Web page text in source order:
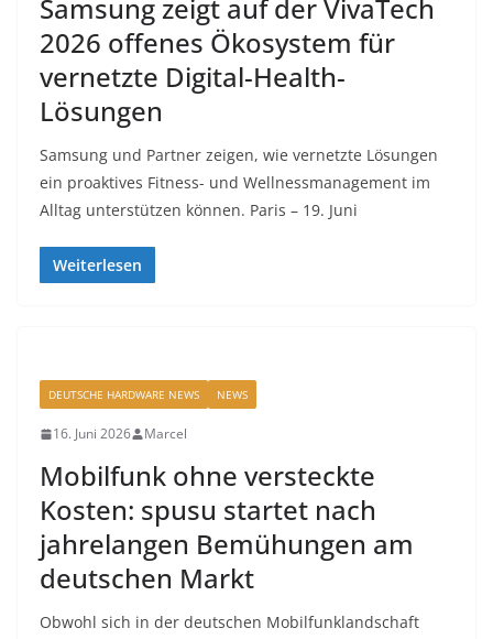
Samsung zeigt auf der VivaTech
2026 offenes Ökosystem für
vernetzte Digital-Health-
Lösungen
Samsung und Partner zeigen, wie vernetzte Lösungen
ein proaktives Fitness- und Wellnessmanagement im
Alltag unterstützen können. Paris – 19. Juni
Weiterlesen
DEUTSCHE HARDWARE NEWS NEWS
16. Juni 2026 Marcel
Mobilfunk ohne versteckte
Kosten: spusu startet nach
jahrelangen Bemühungen am
deutschen Markt
Obwohl sich in der deutschen Mobilfunklandschaft